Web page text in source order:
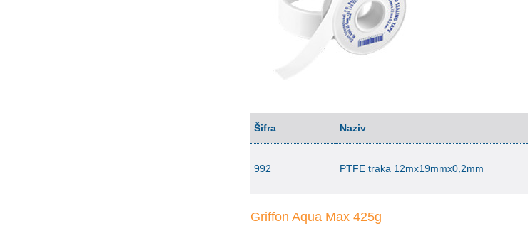
Šifra Naziv
992 PTFE traka 12mx19mmx0,2mm
Griffon Aqua Max 425g